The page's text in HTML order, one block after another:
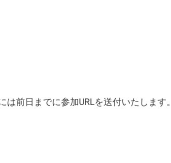
前日までに参加URLを送付いたします。